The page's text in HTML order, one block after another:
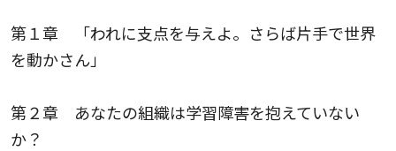
第１章 「われに支点を与えよ。さらば片手で世界
を動かさん」
第２章 あなたの組織は学習障害を抱えていない
か？